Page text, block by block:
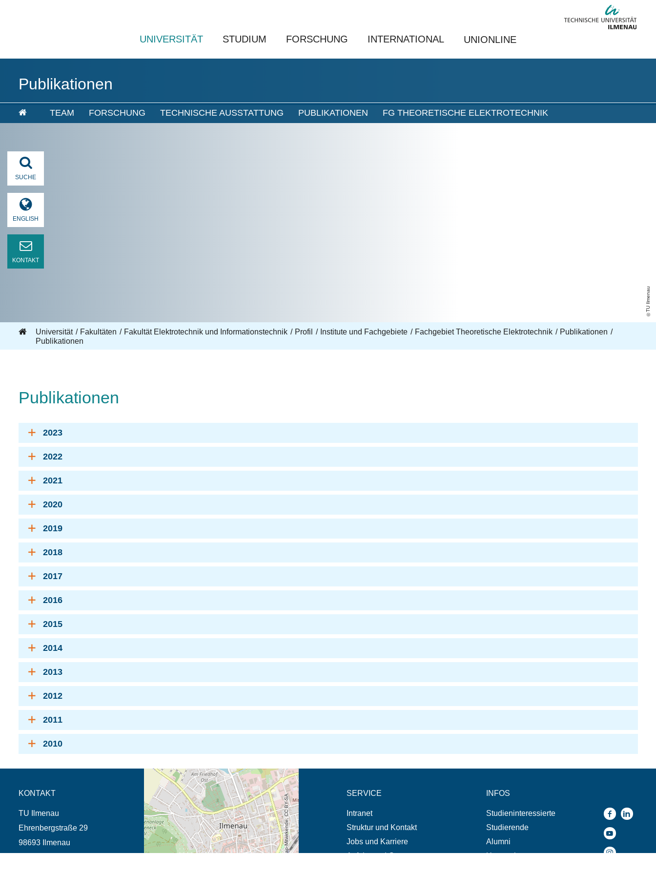
UNIVERSITÄT STUDIUM FORSCHUNG INTERNATIONAL UNIONLINE
Publikationen
TEAM FORSCHUNG TECHNISCHE AUSSTATTUNG PUBLIKATIONEN FG THEORETISCHE ELEKTROTECHNIK
TU Ilmenau
SUCHE
ENGLISH
KONTAKT
Universität Fakultäten Fakultät Elektrotechnik und Informationstechnik Profil Institute und Fachgebiete Fachgebiet Theoretische Elektrotechnik
Publikationen
Publikationen
Publikationen
2023
2022
2021
2020
2019
2018
2017
2016
2015
2014
2013
2012
2011
2010
KONTAKT
TU Ilmenau
Ehrenbergstraße 29
98693 Ilmenau
Öffnet die Anfahrtsbeschreibung in neuem
Tab (Karte)
© OpenStreetMap-Mitwirkende, CC BY-SA SERVICE
Intranet
Struktur und Kontakt
Jobs und Karriere
Anfahrt und Campus
INFOS
Studieninteressierte
Studierende
Alumni
Unternehmen